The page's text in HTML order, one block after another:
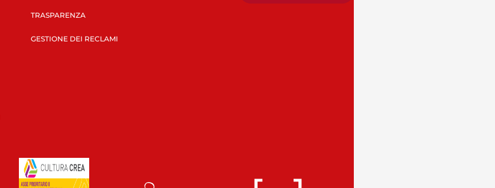
TRASPARENZA
GESTIONE DEI RECLAMI